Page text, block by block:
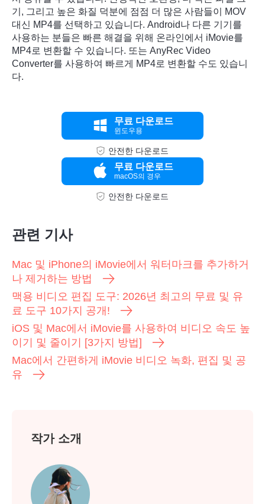
기, 그리고 높은 화질 덕분에 점점 더 많은 사람들이 MOV
대신 MP4를 선택하고 있습니다. Android나 다른 기기를
사용하는 분들은 빠른 해결을 위해 온라인에서 iMovie를
MP4로 변환할 수 있습니다. 또는 AnyRec Video
Converter를 사용하여 빠르게 MP4로 변환할 수도 있습니
다.
무료 다운로드
윈도우용
안전한 다운로드
무료 다운로드
macOS의 경우
안전한 다운로드
관련 기사
Mac 및 iPhone의 iMovie에서 워터마크를 추가하거
나 제거하는 방법
맥용 비디오 편집 도구: 2026년 최고의 무료 및 유
료 도구 10가지 공개!
iOS 및 Mac에서 iMovie를 사용하여 비디오 속도 높
이기 및 줄이기 [3가지 방법]
Mac에서 간편하게 iMovie 비디오 녹화, 편집 및 공
유
작가 소개